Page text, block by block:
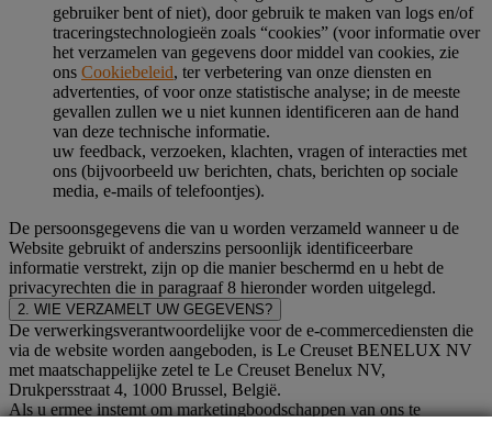
gebruiker bent of niet), door gebruik te maken van logs en/of
traceringstechnologieën zoals “cookies” (voor informatie over
het verzamelen van gegevens door middel van cookies, zie
ons Cookiebeleid, ter verbetering van onze diensten en
advertenties, of voor onze statistische analyse; in de meeste
gevallen zullen we u niet kunnen identificeren aan de hand
van deze technische informatie.
uw feedback, verzoeken, klachten, vragen of interacties met
ons (bijvoorbeeld uw berichten, chats, berichten op sociale
media, e-mails of telefoontjes).
De persoonsgegevens die van u worden verzameld wanneer u de
Website gebruikt of anderszins persoonlijk identificeerbare
informatie verstrekt, zijn op die manier beschermd en u hebt de
privacyrechten die in paragraaf 8 hieronder worden uitgelegd.
2. WIE VERZAMELT UW GEGEVENS?
De verwerkingsverantwoordelijke voor de e-commercediensten die
via de website worden aangeboden, is Le Creuset BENELUX NV
met maatschappelijke zetel te Le Creuset Benelux NV,
Drukpersstraat 4, 1000 Brussel, België.
Als u ermee instemt om marketingboodschappen van ons te